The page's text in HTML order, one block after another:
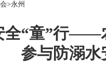
>永州
全“童”行——
参与防溺